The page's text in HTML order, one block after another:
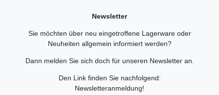
Newsletter
Sie möchten über neu eingetroffene Lagerware oder
Neuheiten allgemein informiert werden?
Dann melden Sie sich doch für unseren Newsletter an.
Den Link finden Sie nachfolgend:
Newsletteranmeldung!